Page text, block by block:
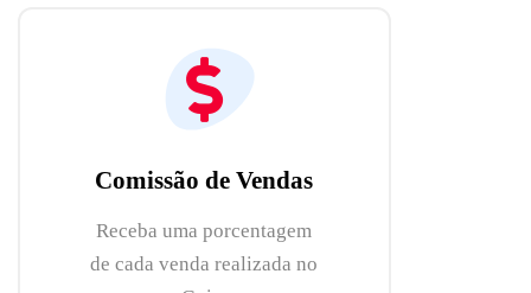
Comissão de Vendas
Receba uma porcentagem
de cada venda realizada no